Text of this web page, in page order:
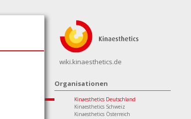
wiki.kinaesthetics.de
Organisationen
Kinaesthetics Deutschland
Kinaesthetics Schweiz
Kinaesthetics Österreich